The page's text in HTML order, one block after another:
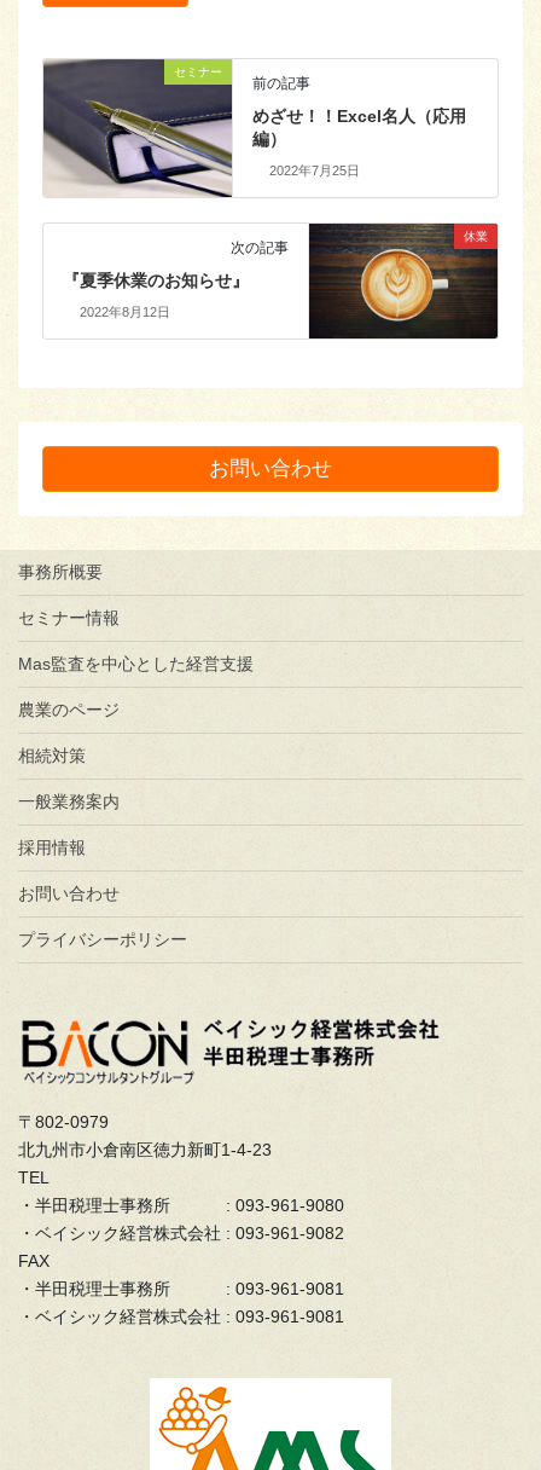
セミナー
前の記事
めざせ！！Excel名人（応用
編）
2022年7月25日
休業
次の記事
『夏季休業のお知らせ』
2022年8月12日
お問い合わせ
事務所概要
セミナー情報
Mas監査を中心とした経営支援
農業のページ
相続対策
一般業務案内
採用情報
お問い合わせ
プライバシーポリシー
〒802-0979
北九州市小倉南区徳力新町1-4-23
TEL
・半田税理士事務所 : 093-961-9080
・ベイシック経営株式会社 : 093-961-9082
FAX
・半田税理士事務所 : 093-961-9081
・ベイシック経営株式会社 : 093-961-9081